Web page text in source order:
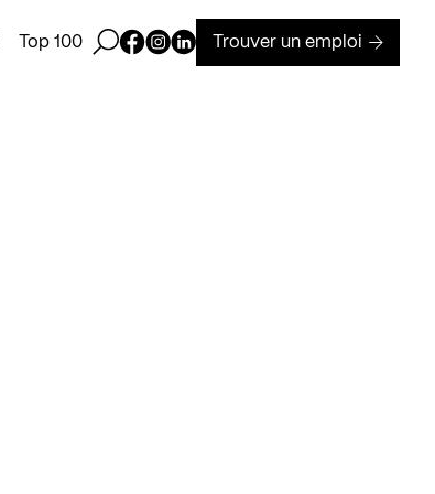
Top 100 Ouvrir la barre de recherche
Page Facebook de Kollectif
Page Instagram de Kollectif
Page Linkedin de Kollectif
Trouver un emploi